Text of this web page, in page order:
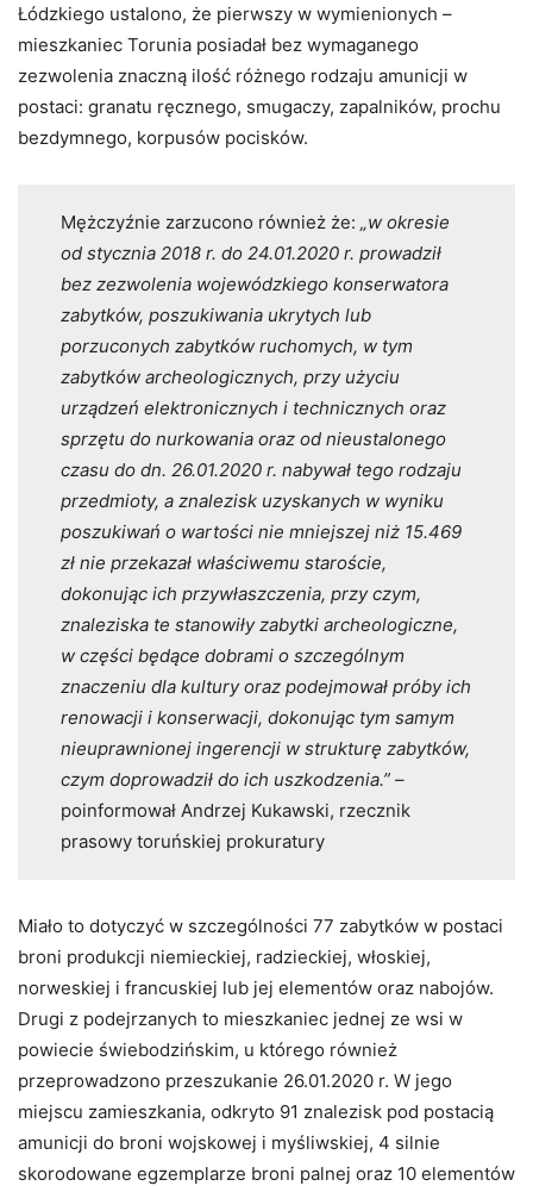
Łódzkiego ustalono, że pierwszy w wymienionych –
mieszkaniec Torunia posiadał bez wymaganego
zezwolenia znaczną ilość różnego rodzaju amunicji w
postaci: granatu ręcznego, smugaczy, zapalników, prochu
bezdymnego, korpusów pocisków.
Mężczyźnie zarzucono również że: „w okresie
od stycznia 2018 r. do 24.01.2020 r. prowadził
bez zezwolenia wojewódzkiego konserwatora
zabytków, poszukiwania ukrytych lub
porzuconych zabytków ruchomych, w tym
zabytków archeologicznych, przy użyciu
urządzeń elektronicznych i technicznych oraz
sprzętu do nurkowania oraz od nieustalonego
czasu do dn. 26.01.2020 r. nabywał tego rodzaju
przedmioty, a znalezisk uzyskanych w wyniku
poszukiwań o wartości nie mniejszej niż 15.469
zł nie przekazał właściwemu staroście,
dokonując ich przywłaszczenia, przy czym,
znaleziska te stanowiły zabytki archeologiczne,
w części będące dobrami o szczególnym
znaczeniu dla kultury oraz podejmował próby ich
renowacji i konserwacji, dokonując tym samym
nieuprawnionej ingerencji w strukturę zabytków,
czym doprowadził do ich uszkodzenia.”–
poinformował Andrzej Kukawski, rzecznik
prasowy toruńskiej prokuratury
Miało to dotyczyć w szczególności 77 zabytków w postaci
broni produkcji niemieckiej, radzieckiej, włoskiej,
norweskiej i francuskiej lub jej elementów oraz nabojów.
Drugi z podejrzanych to mieszkaniec jednej ze wsi w
powiecie świebodzińskim, u którego również
przeprowadzono przeszukanie 26.01.2020 r. W jego
miejscu zamieszkania, odkryto 91 znalezisk pod postacią
amunicji do broni wojskowej i myśliwskiej, 4 silnie
skorodowane egzemplarze broni palnej oraz 10 elementów